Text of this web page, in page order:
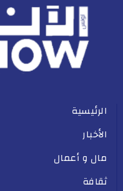
الرئيسية
الأخبار
مال و أعمال
ثقافة